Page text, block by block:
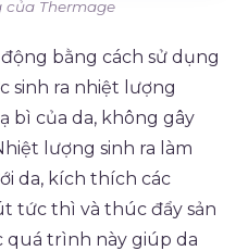
của Thermage
bằng cách sử dụng
sinh ra nhiệt lượng
bì của da, không gây
lượng sinh ra làm
da, kích thích các
tức thì và thúc đẩy sản
quá trình này giúp da